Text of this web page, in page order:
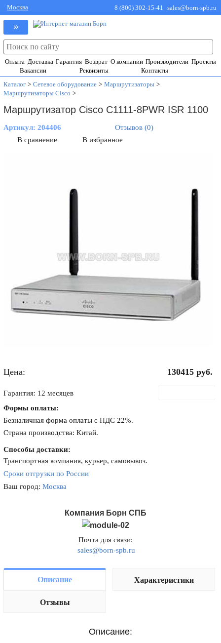
Москва 8 (800) 302-15-41 sales@born-spb.ru
»
Оплата Доставка Гарантия Возврат О компании Производители Проекты
Вакансии
Реквизиты
Контакты
Каталог > Сетевое оборудование > Маршрутизаторы >
Маршрутизаторы Cisco >
Маршрутизатор Cisco C1111-8PWR ISR 1100
Артикул:204406
Отзывов (0)
В сравнение
В избранное
Цена: 130415 руб.
Гарантия: 12 месяцев
Формы оплаты:
Безналичная форма оплаты с НДС 22%.
Страна производства: Китай.
Способы доставки:
Транспортная компания, курьер, самовывоз.
Сроки отгрузки по России
Ваш город:Москва
Компания Борн СПБ
Почта для связи:
sales@born-spb.ru
Описание Характеристики
Отзывы
Описание: